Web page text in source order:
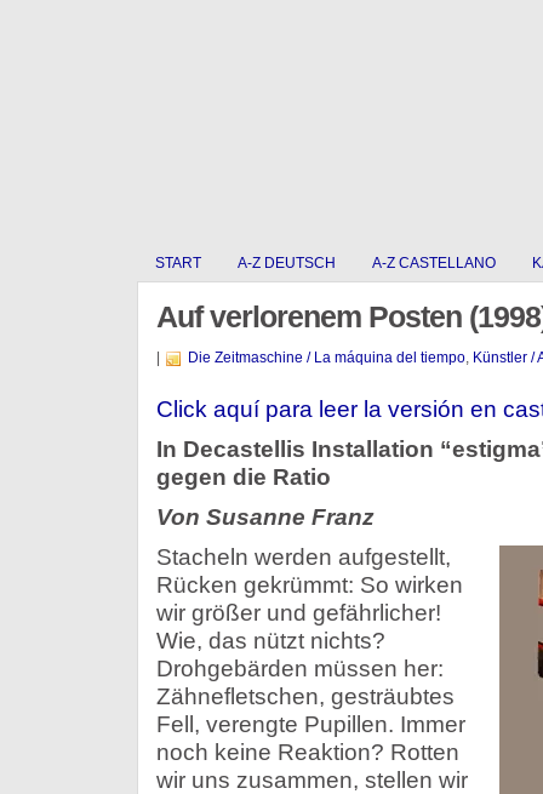
START A-Z DEUTSCH A-Z CASTELLANO
Auf verlorenem Posten
Die Zeitmaschine / La máquina del tiempo, Künstler /
Click aquí para leer la versión en
In Decastellis Installation
gegen die Ratio
Von Susanne Franz
Stacheln werden aufgestellt,
Rücken gekrümmt: So wirken
wir größer und gefährlicher!
Wie, das nützt nichts?
Drohgebärden müssen her:
Zähnefletschen, gesträubtes
Fell, verengte Pupillen. Immer
noch keine Reaktion? Rotten
wir uns zusammen, stellen wir